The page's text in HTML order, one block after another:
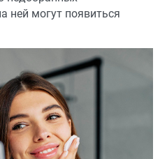
ней могут появиться